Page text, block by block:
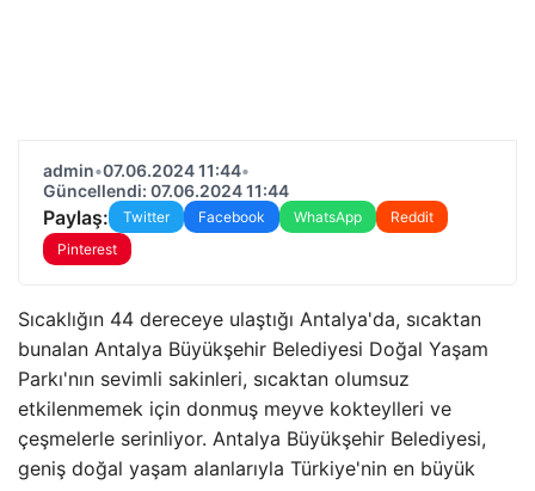
admin•07.06.2024 11:44•
Güncellendi: 07.06.2024 11:44
Paylaş: Twitter Facebook WhatsApp
Reddit
Pinterest
Sıcaklığın 44 dereceye ulaştığı Antalya'da, sıcaktan
bunalan Antalya Büyükşehir Belediyesi Doğal Yaşam
Parkı'nın sevimli sakinleri, sıcaktan olumsuz
etkilenmemek için donmuş meyve kokteylleri ve
çeşmelerle serinliyor. Antalya Büyükşehir Belediyesi,
geniş doğal yaşam alanlarıyla Türkiye'nin en büyük